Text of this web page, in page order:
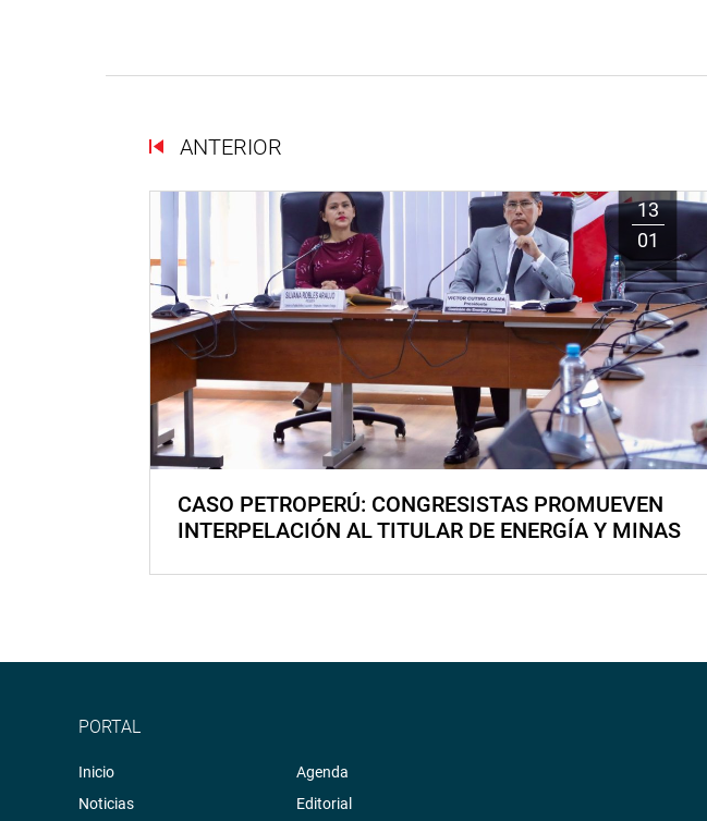
ANTERIOR
13
01
CASO PETROPERÚ: CONGRESISTAS PROMUEVEN
INTERPELACIÓN AL TITULAR DE ENERGÍA Y MINAS
PORTAL
Inicio
Noticias
Agenda
Editorial